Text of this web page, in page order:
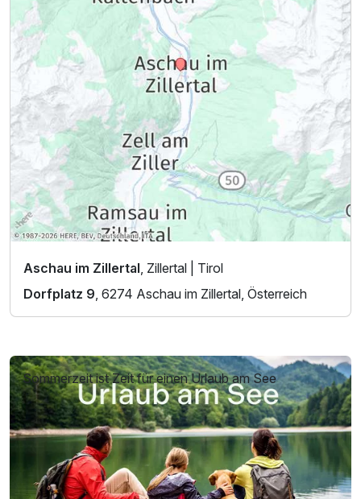
Check in: ab 16:00, Check out: bis 10:00 Uhr
Aschau im Zillertal , Zillertal | Tirol
Dorfplatz 9 , 6274 Aschau im Zillertal, Österreich
Sommerzeit ist Zeit für einen Urlaub am See